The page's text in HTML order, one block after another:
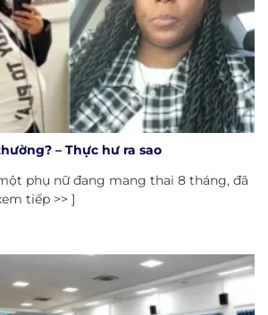
– Thực hư ra sao
phụ nữ đang mang thai 8 tháng, đã
tiếp >> ]